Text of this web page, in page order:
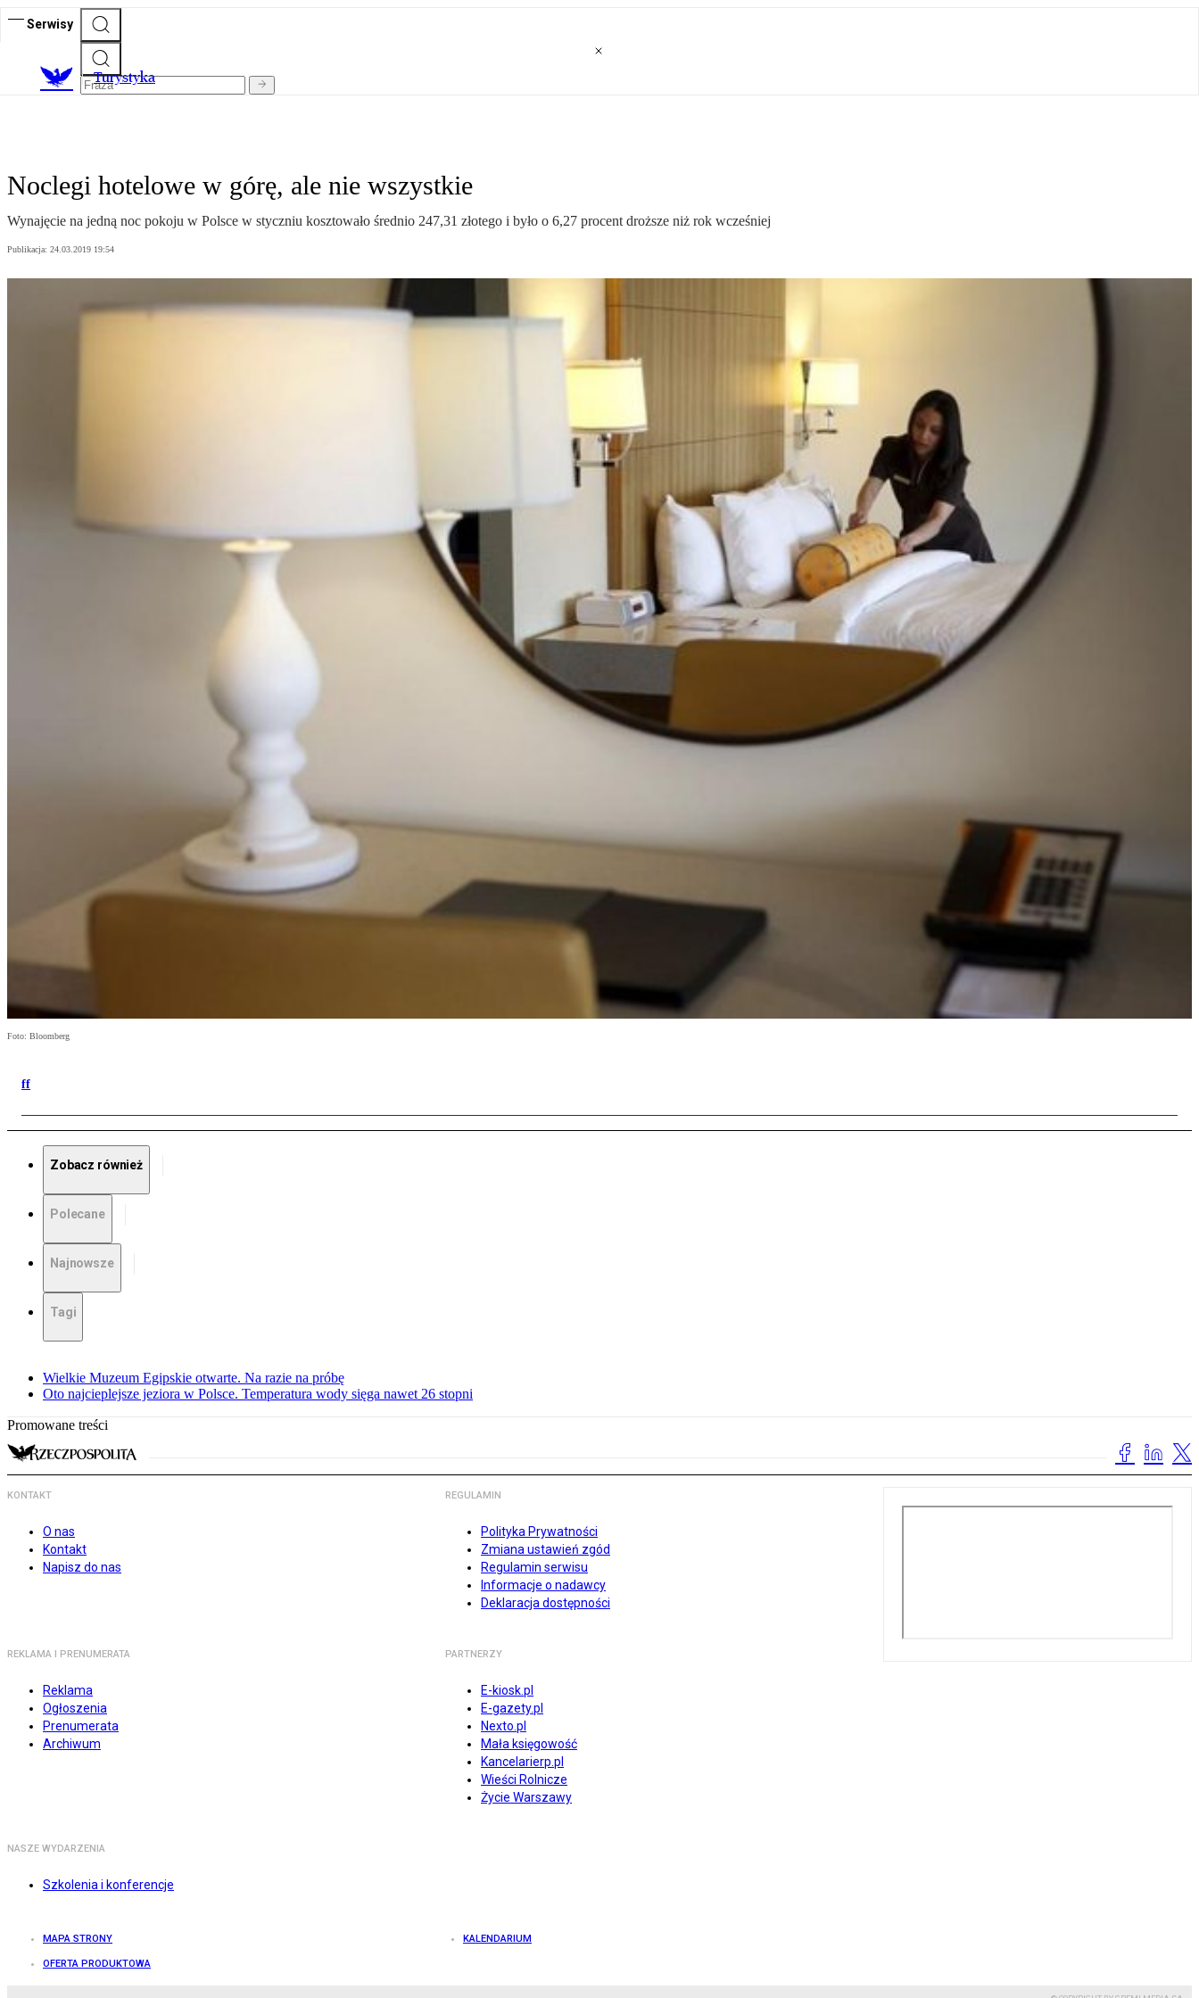
Serwisy
Turystyka
Noclegi hotelowe w górę, ale nie wszystkie
Wynajęcie na jedną noc pokoju w Polsce w styczniu kosztowało średnio 247,31 złotego i było o 6,27 procent droższe niż rok wcześniej
Publikacja: 24.03.2019 19:54
Foto: Bloomberg
ff
Zobacz również
Polecane
Najnowsze
Tagi
Wielkie Muzeum Egipskie otwarte. Na razie na próbę
Oto najcieplejsze jeziora w Polsce. Temperatura wody sięga nawet 26 stopni
Promowane treści
KONTAKT
O nas
Kontakt
Napisz do nas
REGULAMIN
Polityka Prywatności
Zmiana ustawień zgód
Regulamin serwisu
Informacje o nadawcy
Deklaracja dostępności
REKLAMA I PRENUMERATA
Reklama
Ogłoszenia
Prenumerata
Archiwum
PARTNERZY
E-kiosk.pl
E-gazety.pl
Nexto.pl
Mała księgowość
Kancelarierp.pl
Wieści Rolnicze
Życie Warszawy
NASZE WYDARZENIA
Szkolenia i konferencje
MAPA STRONY KALENDARIUM
OFERTA PRODUKTOWA